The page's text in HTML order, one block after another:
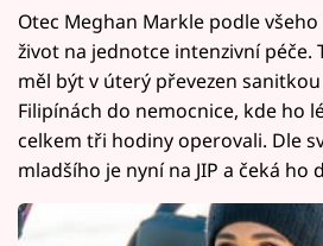
Otec Meghan Markle podle
život na jednotce intenzivní péče.
měl být v úterý převezen
Filipínách do nemocnice, kde ho
celkem tři hodiny operovali. Dle
mladšího je nyní na JIP a čeká ho